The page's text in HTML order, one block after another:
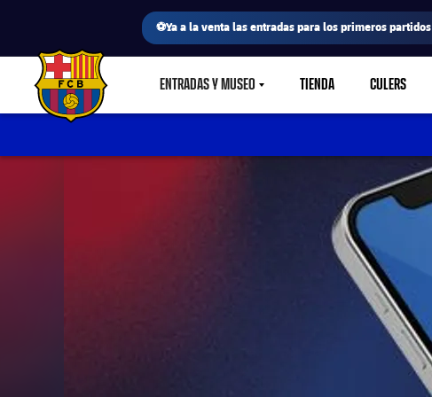
⚽Ya a la venta las entradas para los primeros partidos
FC Barcelona club badge ENTRADAS Y MUSEOLABEL.SHARE.CARETDOWN
TIENDA CULERS